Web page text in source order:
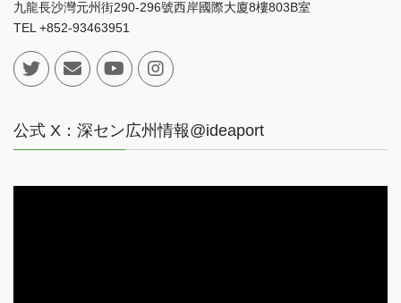
九龍長沙灣元州街290-296號西岸國際大廈8樓803B室
TEL +852-93463951
公式 X：深セン広州情報@ideaport